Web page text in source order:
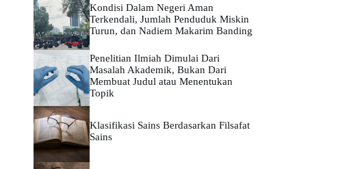
Kondisi Dalam Negeri Aman
Terkendali, Jumlah Penduduk Miskin
Turun, dan Nadiem Makarim Banding
Penelitian Ilmiah Dimulai Dari
Masalah Akademik, Bukan Dari
Membuat Judul atau Menentukan
Topik
Klasifikasi Sains Berdasarkan Filsafat
Sains